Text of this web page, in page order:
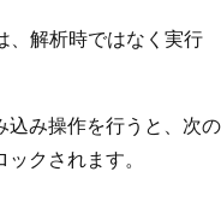
、解析時ではなく実行
込み操作を行うと、次の
クされます。